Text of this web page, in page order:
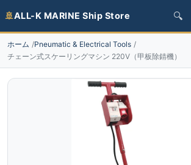
🚢ALL-K MARINE Ship Store 🔍
ホーム
Pneumatic & Electrical Tools
チェーン式スケーリングマシン 220V（甲板除錆機）